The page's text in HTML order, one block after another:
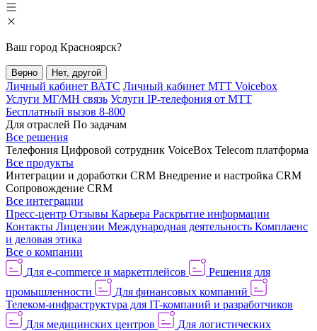
Ваш город Красноярск?
Верно Нет, другой
Личный кабинет ВАТС Личный кабинет МТТ Voicebox
Услуги МГ/МН связь Услуги IP-телефония от МТТ
Бесплатный вызов 8-800
Для отраслей По задачам
Все решения
Телефония Цифровой сотрудник VoiceBox Telecom платформа
Все продукты
Интеграции и доработки CRM Внедрение и настройка CRM
Сопровождение CRM
Все интеграции
Пресс-центр Отзывы Карьера Раскрытие информации
Контакты Лицензии Международная деятельность Комплаенс
и деловая этика
Все о компании
Для e-commerce и маркетплейсов
Решения для
промышленности
Для финансовых компаний
Телеком-инфраструктура для IT-компаний и разработчиков
Для медицинских центров
Для логистических